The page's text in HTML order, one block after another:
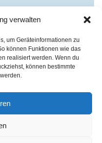
verwalten
um Geräteinformationen zu
können Funktionen wie das
realisiert werden. Wenn du
können bestimmte
und Öffentlichkeitsarbeit /
Hagen 39 / 45127 Essen
/ 22 05-223 | e-Mail